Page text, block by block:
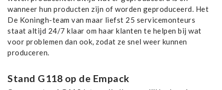
wanneer hun producten zijn of worden geproduceerd. Het
De Koningh-team van maar liefst 25 servicemonteurs
staat altijd 24/7 klaar om haar klanten te helpen bij wat
voor problemen dan ook, zodat ze snel weer kunnen
produceren.
Stand G118 op de Empack